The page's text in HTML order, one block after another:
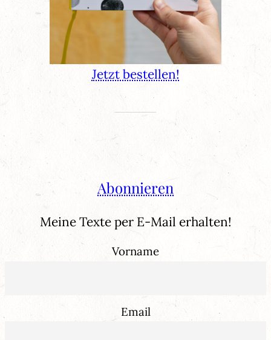
Jetzt bestellen!
Abonnieren
Meine Texte per E-Mail erhalten!
Vorname
Email